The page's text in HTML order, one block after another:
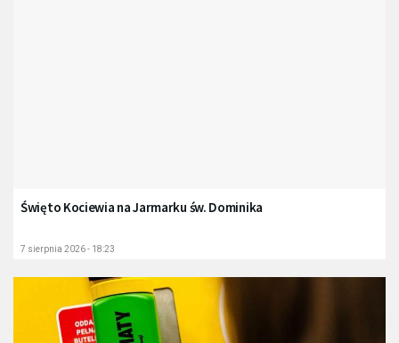
Święto Kociewia na Jarmarku św. Dominika
7 sierpnia 2026 - 18:23